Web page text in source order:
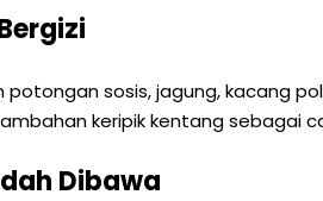
sosis, jagung, kacang
keripik kentang sebagai
Dibawa